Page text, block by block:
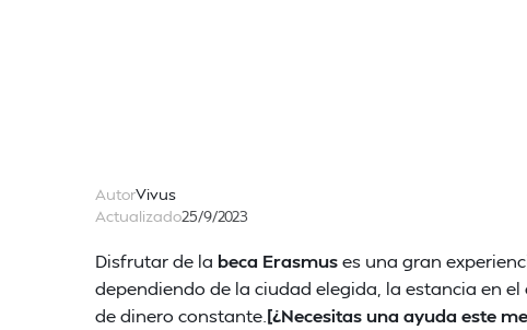
AutorVivus
Actualizado25/9/2023
Disfrutar de la beca Erasmuses una gran
dependiendo de la ciudad elegida, la estancia en
de dinero constante. [¿Necesitas una ayuda este